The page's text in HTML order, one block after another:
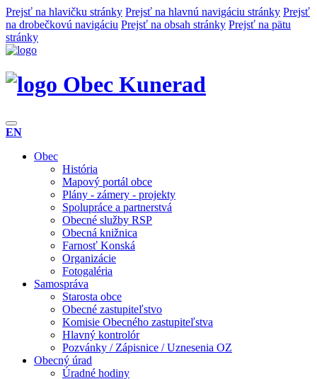
Prejsť na hlavičku stránky Prejsť na hlavnú navigáciu stránky Prejsť
na drobečkovú navigáciu Prejsť na obsah stránky Prejsť na pätu
stránky
Obec Kunerad
EN
Obec
História
Mapový portál obce
Plány - zámery - projekty
Spolupráce a partnerstvá
Obecné služby RSP
Obecná knižnica
Farnosť Konská
Organizácie
Fotogaléria
Samospráva
Starosta obce
Obecné zastupiteľstvo
Komisie Obecného zastupiteľstva
Hlavný kontrolór
Pozvánky / Zápisnice / Uznesenia OZ
Obecný úrad
Úradné hodiny